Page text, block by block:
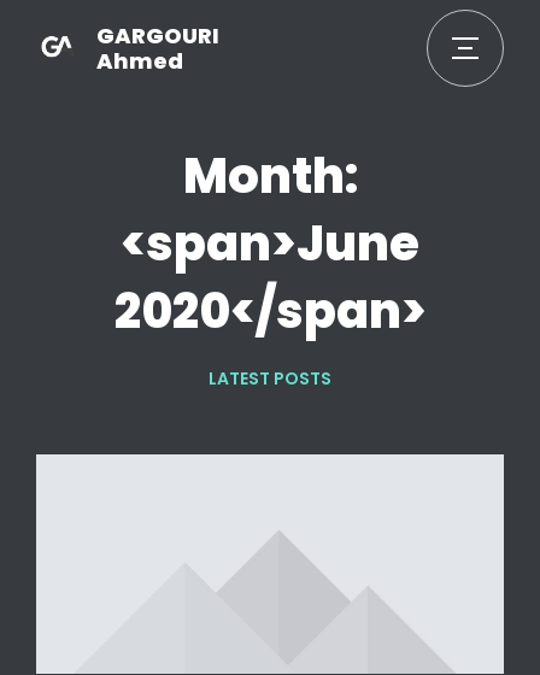
GARGOURI
Ahmed
Month:
<span>June
2020</span>
LATEST POSTS